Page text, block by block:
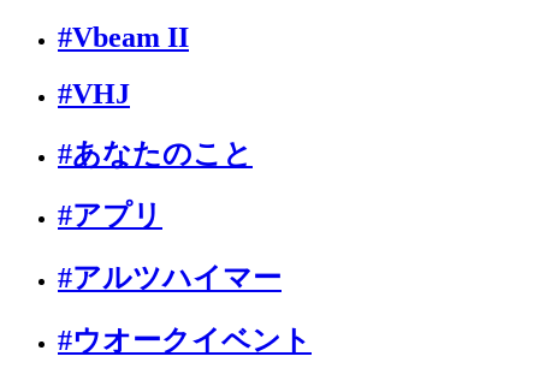
#Vbeam II
#VHJ
#あなたのこと
#アプリ
#アルツハイマー
#ウオークイベント